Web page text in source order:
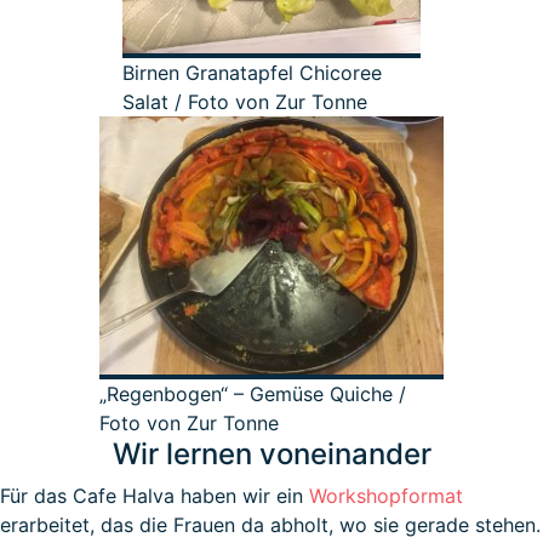
Birnen Granatapfel Chicoree
Salat / Foto von Zur Tonne
„Regenbogen“ – Gemüse Quiche /
Foto von Zur Tonne
Wir lernen voneinander
Für das Cafe Halva haben wir ein Workshopformat
erarbeitet, das die Frauen da abholt, wo sie gerade stehen.